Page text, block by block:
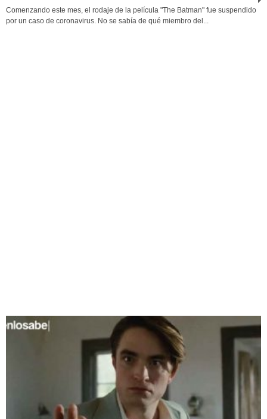
Comenzando este mes, el rodaje de la película "The Batman" fue suspendido
por un caso de coronavirus. No se sabía de qué miembro del...